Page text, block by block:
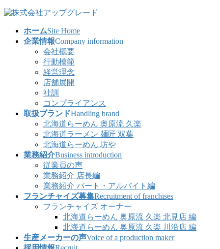
コ
ナ
ホームSite Home
企業情報Company information
会社概要
行動模範
経営理念
店舗展開
社訓
コンプライアンス
取扱ブランドHandling brand
北海道らーめん 奥原流 久楽
北海道ラーメン 麺匠 双葉
北海道らーめん 坊や
業務紹介Business introduction
従業員の声
業務紹介 店長編
業務紹介 パート・アルバイト編
フランチャイズ募集Recruitment of franchises
フランチャイズ オーナー
北海道らーめん 奥原流 久楽 北見店 編
北海道らーめん 奥原流 久楽 川沿店 編
生産メーカーの声Voice of a production maker